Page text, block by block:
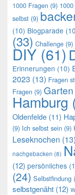
1000 Fragen (9)
selbst (9)
(10) Blogparade
(33) Challenge (9)
DIY (61)
Erinnerungen (10)
2023 (13) Fragen
Fragen (9) Garten
Hamburg
Oldenfelde (11)
(9) Ich selbst sein (9)
Leseknochen (13)
nachgebacken (8)
(12) persönliches
(24) Selbstfindung
selbstgenäht (12)